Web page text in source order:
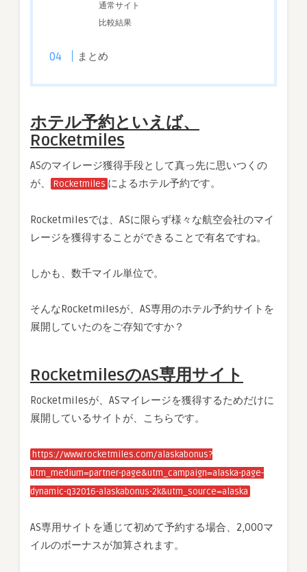
通常サイト
比較結果
まとめ
ホテル予約といえば、
Rocketmiles
ASのマイレージ獲得手段として真っ先に思いつくの
が、
Rocketmiles によるホテル予約です。
Rocketmilesでは、ASに限らず様々な航空会社のマイ
レージを獲得することができることで有名ですね。
しかも、数千マイル単位で。
そんなRocketmilesが、AS専用のホテル予約サイトを
展開していたのをご存知ですか？
RocketmilesのAS専用サイト
Rocketmilesが、ASマイレージを獲得するためだけに
展開しているサイトが、こちらです。
https://www.rocketmiles.com/alaskabonus?
utm_medium=partner-page&utm_campaign=alaska-page-
dynamic-q32016-alaskabonus-2k&utm_source=alaska
AS専用サイトを通じて初めて予約する場合、2,000マ
イルのボーナスが加算されます。